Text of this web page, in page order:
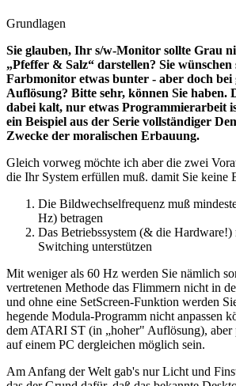
Grundlagen
Sie glauben, Ihr s/w-Monitor sollte Grau
„Pfeffer & Salz“ darstellen? Sie
Farbmonitor etwas bunter - aber doch bei
Auflösung? Bitte sehr, können Sie haben.
dabei kalt, nur etwas Programmierarbeit
ein Beispiel aus der Serie vollständiger
Zwecke der moralischen Erbauung.
Gleich vorweg möchte ich aber die zwei
die Ihr System erfüllen muß. damit Sie keine
Die Bildwechselfrequenz muß
Hz) betragen
Das Betriebssystem (& die Hardware!)
Switching unterstützen
Mit weniger als 60 Hz werden Sie nämlich
vertretenen Methode das Flimmern nicht in
und ohne eine SetScreen-Funktion werden
hegende Modula-Programm nicht anpassen
dem ATARI ST (in „hoher" Auflösung), aber
auf einem PC dergleichen möglich sein.
Am Anfang der Welt gab's nur Licht und